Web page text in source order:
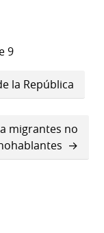
9
la República
migrantes no